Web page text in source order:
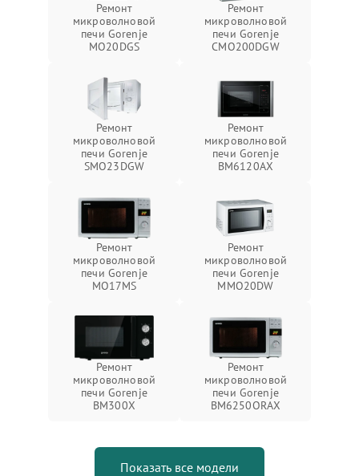
Ремонт
микроволновой
печи Gorenje
MO20DGS
Ремонт
микроволновой
печи Gorenje
CMO200DGW
Ремонт
микроволновой
печи Gorenje
SMO23DGW
Ремонт
микроволновой
печи Gorenje
BM6120AX
Ремонт
микроволновой
печи Gorenje
MO17MS
Ремонт
микроволновой
печи Gorenje
MMO20DW
Ремонт
микроволновой
печи Gorenje
BM300X
Ремонт
микроволновой
печи Gorenje
BM6250ORAX
Показать все модели